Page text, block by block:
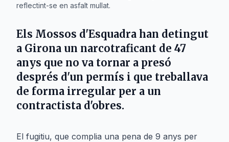
reflectint-se en asfalt mullat.
Els Mossos d'Esquadra han detingut
a Girona un narcotraficant de 47
anys que no va tornar a presó
després d'un permís i que treballava
de forma irregular per a un
contractista d'obres.
El fugitiu, que complia una pena de 9 anys per